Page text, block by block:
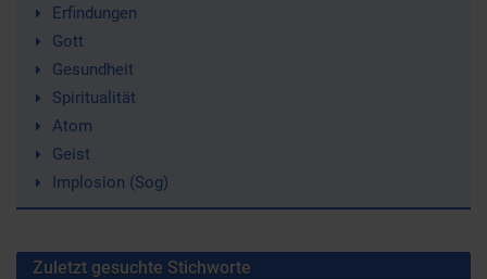
Erfindungen
Gott
Gesundheit
Spiritualität
Atom
Geist
Implosion (Sog)
Zuletzt gesuchte Stichworte